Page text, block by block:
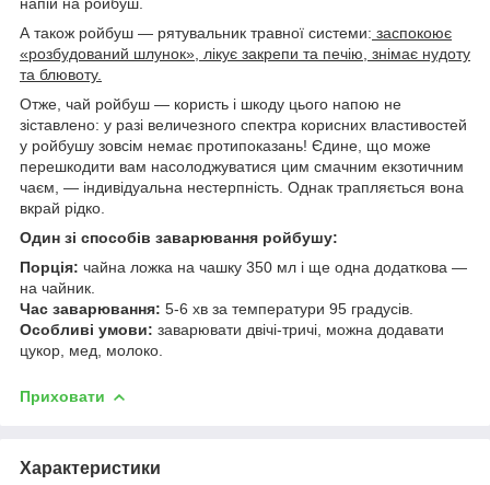
А також ройбуш — рятувальник травної системи: заспокоює
«розбудований шлунок», лікує закрепи та печію, знімає нудоту
та блювоту.
Отже, чай ройбуш — користь і шкоду цього напою не
зіставлено: у разі величезного спектра корисних властивостей
у ройбушу зовсім немає протипоказань! Єдине, що може
перешкодити вам насолоджуватися цим смачним екзотичним
чаєм, — індивідуальна нестерпність. Однак трапляється вона
вкрай рідко.
Один зі способів заварювання ройбушу:
Порція: чайна ложка на чашку 350 мл і ще одна додаткова —
на чайник.
Час заварювання: 5-6 хв за температури 95 градусів.
Особливі умови: заварювати двічі-тричі, можна додавати
цукор, мед, молоко.
Приховати
Характеристики